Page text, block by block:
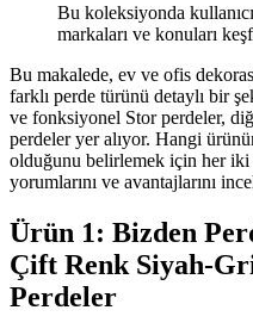
Bu koleksiyonda
markaları ve konuları
Bu makalede, ev ve ofis
farklı perde türünü detaylı bir
ve fonksiyonel Stor perdeler,
perdeler yer alıyor. Hangi
olduğunu belirlemek için her
yorumlarını ve avantajlarını
Ürün 1: Bizden
Çift Renk Siyah-
Perdeler